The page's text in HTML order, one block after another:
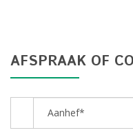
AFSPRAAK OF
Aanhef*